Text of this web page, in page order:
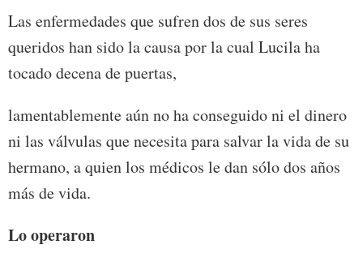
Las enfermedades que sufren dos de sus seres
queridos han sido la causa por la cual Lucila ha
tocado decena de puertas,
lamentablemente aún no ha conseguido ni el dinero
ni las válvulas que necesita para salvar la vida de su
hermano, a quien los médicos le dan sólo dos años
más de vida.
Lo operaron